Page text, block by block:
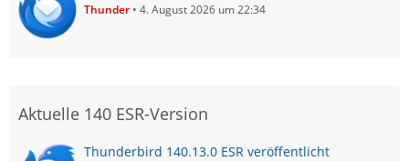
Thunder 4. August 2026 um 22:34
Aktuelle 140 ESR-Version
Thunderbird 140.13.0 ESR veröffentlicht